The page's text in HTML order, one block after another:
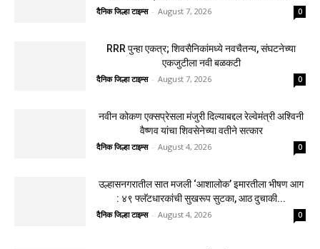
दैनिक जिल्हा टाइम्स - August 7, 2026 0
RRR पुन्हा एकत्र; शिवसैनिकांमध्ये नवचैतन्य, संघटनेच्या
एकजुटीला नवी बळकटी
दैनिक जिल्हा टाइम्स - August 7, 2026 0
नवीन कोकण एक्सप्रेसला मंजुरी दिल्याबद्दल रेल्वेमंत्री अश्विनी
वैष्णव यांचा शिवसेनेच्या वतीने सत्कार
दैनिक जिल्हा टाइम्स - August 4, 2026 0
उल्हासनगरातील सात मजली ‘आशालोक’ इमारतीला भीषण आग
: ४९ फ्लॅटधारकांची सुखरूप सुटका, आठ दुचाकी...
दैनिक जिल्हा टाइम्स - August 4, 2026 0